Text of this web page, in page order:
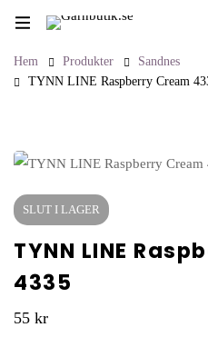
Hem Produkter
Sandnes
TYNN LINE Raspberry Cream
SLUT I LAGER
TYNN LINE
4335
55 kr